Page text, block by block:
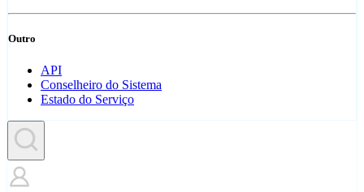
Outro
API
Conselheiro do Sistema
Estado do Serviço